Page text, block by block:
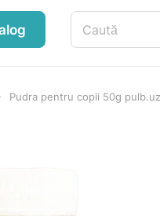
Pudra pentru copii 50g